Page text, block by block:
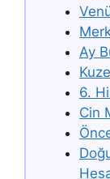
Ay
6.
Cin